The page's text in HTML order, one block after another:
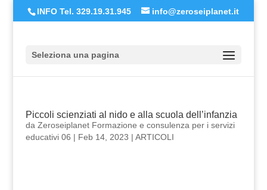
INFO Tel. 329.19.31.945 info@zeroseiplanet.it
Seleziona una pagina
Piccoli scienziati al nido e alla scuola dell’infanzia
da Zeroseiplanet Formazione e consulenza per i servizi
educativi 06 | Feb 14, 2023 | ARTICOLI